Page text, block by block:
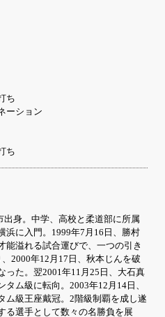
ち
ーション
ち
出身。中学、高校と柔道部に所属
浜に入門。1999年7月16日、勝村
能溢れる試合運びで、一つの引き
2000年12月17日、秋本じんを破
った。翌2001年11月25日、大石真
ム級に転向。2003年12月14日、
ム級王座戴冠。2階級制覇を成し遂
る選手として数々の名勝負を展